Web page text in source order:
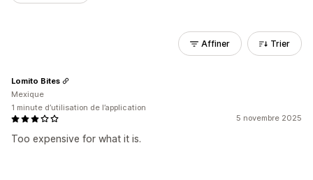
Affiner Trier
5 novembre 2025
Too expensive for what it is.
Lomito Bites
Mexique
1 minute d’utilisation de l’application